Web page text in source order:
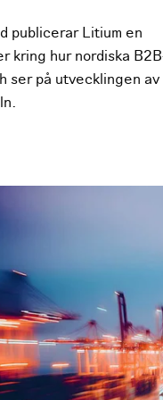
publicerar Litium en
kring hur nordiska
ser på utvecklingen av